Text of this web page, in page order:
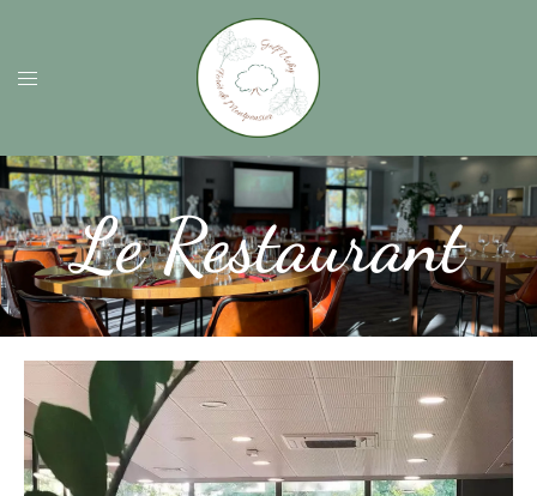
Le Restaurant